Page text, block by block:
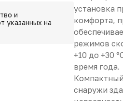
и
указанных на
установка
комфорта,
режимов
+10 до +30
время года.
Компактный
снаружи